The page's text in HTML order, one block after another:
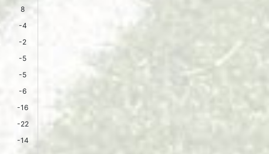
8
-4
-2
-5
-5
-6
-16
-22
-14